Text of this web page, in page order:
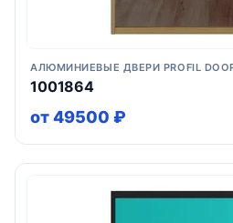
АЛЮМИНИЕВЫЕ ДВЕРИ PROFIL
1001864
от 49500 ₽